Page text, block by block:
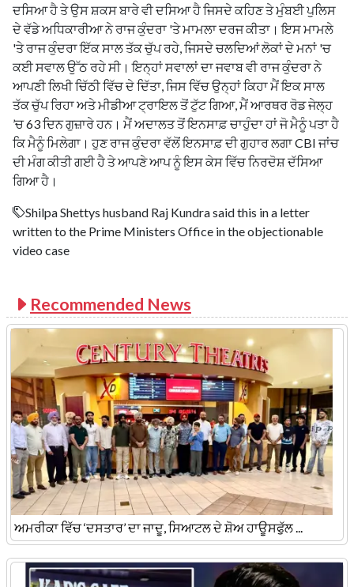
ਦਸਿਆ ਹੈ ਤੇ ਉਸ ਸ਼ਕਸ ਬਾਰੇ ਵੀ ਦਸਿਆ ਹੈ ਜਿਸਦੇ ਕਹਿਣ ਤੇ ਮੁੰਬਈ ਪੁਲਿਸ
ਦੇ ਵੱਡੇ ਅਧਿਕਾਰੀਆ ਨੇ ਰਾਜ ਕੁੰਦਰਾ 'ਤੇ ਮਾਮਲਾ ਦਰਜ ਕੀਤਾ। ਇਸ ਮਾਮਲੇ
'ਤੇ ਰਾਜ ਕੁੰਦਰਾ ਇੱਕ ਸਾਲ ਤੱਕ ਚੁੱਪ ਰਹੇ, ਜਿਸਦੇ ਚਲਦਿਆਂ ਲੋਕਾਂ ਦੇ ਮਨਾਂ 'ਚ
ਕਈ ਸਵਾਲ ਉੱਠ ਰਹੇ ਸੀ। ਇਨ੍ਹਾਂ ਸਵਾਲਾਂ ਦਾ ਜਵਾਬ ਵੀ ਰਾਜ ਕੁੰਦਰਾ ਨੇ
ਆਪਣੀ ਲਿਖੀ ਚਿੱਠੀ ਵਿੱਚ ਦੇ ਦਿੱਤਾ, ਜਿਸ ਵਿੱਚ ਉਨ੍ਹਾਂ ਕਿਹਾ ਮੈਂ ਇਕ ਸਾਲ
ਤੱਕ ਚੁੱਪ ਰਿਹਾ ਅਤੇ ਮੀਡੀਆ ਟ੍ਰਾਇਲ ਤੋਂ ਟੁੱਟ ਗਿਆ, ਮੈਂ ਆਰਥਰ ਰੋਡ ਜੇਲ੍ਹ
’ਚ 63 ਦਿਨ ਗੁਜ਼ਾਰੇ ਹਨ। ਮੈਂ ਅਦਾਲਤ ਤੋਂ ਇਨਸਾਫ਼ ਚਾਹੁੰਦਾ ਹਾਂ ਜੋ ਮੈਨੂੰ ਪਤਾ ਹੈ
ਕਿ ਮੈਨੂੰ ਮਿਲੇਗਾ। ਹੁਣ ਰਾਜ ਕੁੰਦਰਾ ਵੱਲੋਂ ਇਨਸਾਫ਼ ਦੀ ਗੁਹਾਰ ਲਗਾ CBI ਜਾਂਚ
ਦੀ ਮੰਗ ਕੀਤੀ ਗਈ ਹੈ ਤੇ ਆਪਣੇ ਆਪ ਨੂੰ ਇਸ ਕੇਸ ਵਿੱਚ ਨਿਰਦੋਸ਼ ਦੱਸਿਆ
ਗਿਆ ਹੈ।
Shilpa Shettys husband Raj Kundra said this in a letter
written to the Prime Ministers Office in the objectionable
video case
Recommended News
ਅਮਰੀਕਾ ਵਿੱਚ ‘ਦਸਤਾਰ’ ਦਾ ਜਾਦੂ, ਸਿਆਟਲ ਦੇ ਸ਼ੋਅ ਹਾਊਸਫੁੱਲ ...